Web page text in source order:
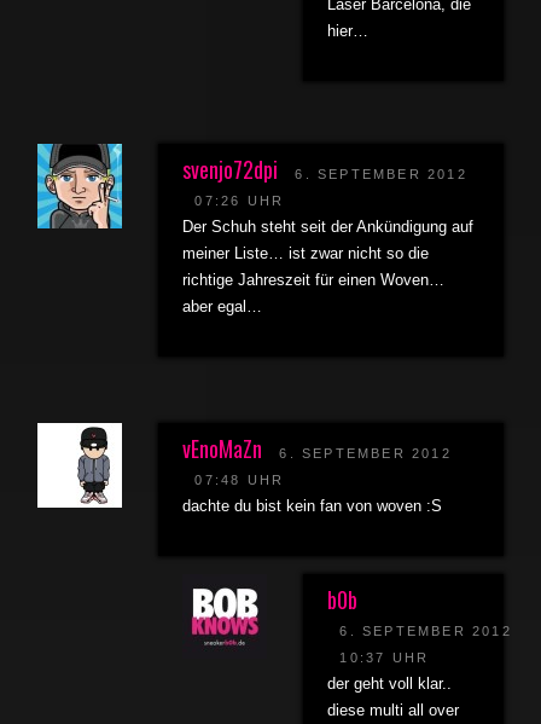
Laser Barcelona, die
hier…
svenjo72dpi
6. SEPTEMBER 2012
07:26 UHR
Der Schuh steht seit der Ankündigung auf
meiner Liste… ist zwar nicht so die
richtige Jahreszeit für einen Woven…
aber egal…
vEnoMaZn
6. SEPTEMBER 2012
07:48 UHR
dachte du bist kein fan von woven :S
b0b
6. SEPTEMBER 2012
10:37 UHR
der geht voll klar..
diese multi all over